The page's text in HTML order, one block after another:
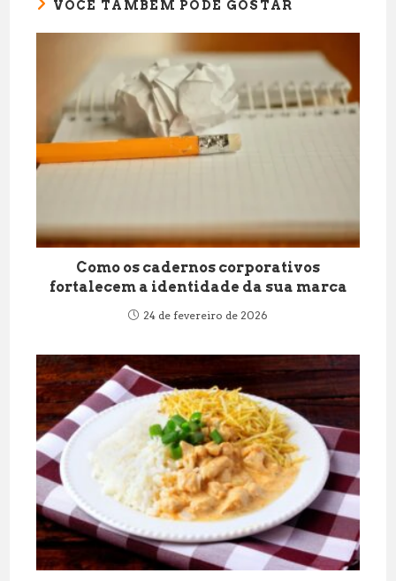
VOCÊ TAMBÉM PODE GOSTAR
Como os cadernos corporativos
fortalecem a identidade da sua marca
24 de fevereiro de 2026